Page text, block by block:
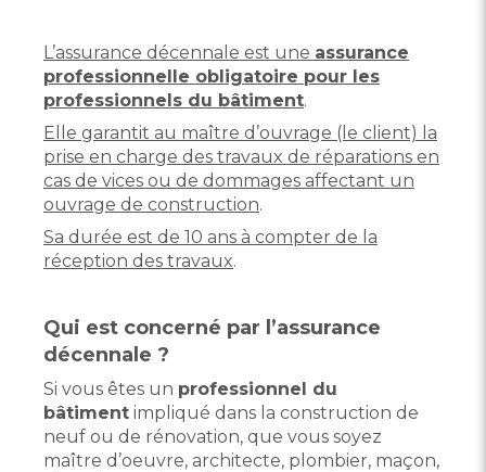
L’assurance décennale est une assurance
professionnelle obligatoire pour les
professionnels du bâtiment.
Elle garantit au maître d’ouvrage (le client) la
prise en charge des travaux de réparations en
cas de vices ou de dommages affectant un
ouvrage de construction.
Sa durée est de 10 ans à compter de la
réception des travaux.
Qui est concerné par l’assurance
décennale ?
Si vous êtes un professionnel du
bâtiment impliqué dans la construction de
neuf ou de rénovation, que vous soyez
maître d’oeuvre, architecte, plombier, maçon,